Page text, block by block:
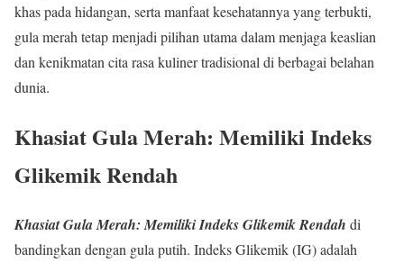
khas pada hidangan, serta manfaat kesehatannya yang terbukti,
gula merah tetap menjadi pilihan utama dalam menjaga keaslian
dan kenikmatan cita rasa kuliner tradisional di berbagai belahan
dunia.
Khasiat Gula Merah: Memiliki Indeks
Glikemik Rendah
Khasiat Gula Merah: Memiliki Indeks Glikemik Rendah di
bandingkan dengan gula putih. Indeks Glikemik (IG) adalah